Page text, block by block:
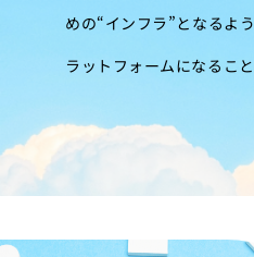
めの“インフラ”となるよ
ラットフォームになるこ